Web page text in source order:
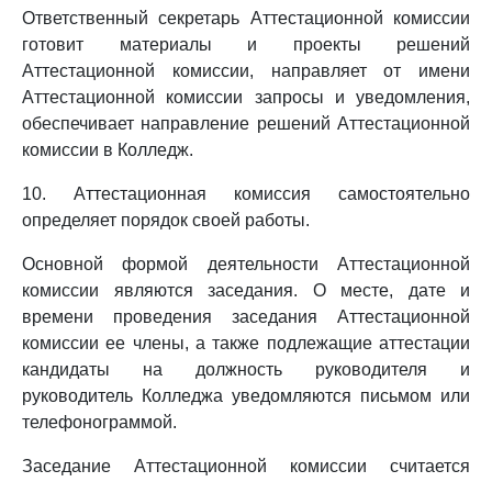
Ответственный секретарь Аттестационной комиссии
готовит материалы и проекты решений
Аттестационной комиссии, направляет от имени
Аттестационной комиссии запросы и уведомления,
обеспечивает направление решений Аттестационной
комиссии в Колледж.
10. Аттестационная комиссия самостоятельно
определяет порядок своей работы.
Основной формой деятельности Аттестационной
комиссии являются заседания. О месте, дате и
времени проведения заседания Аттестационной
комиссии ее члены, а также подлежащие аттестации
кандидаты на должность руководителя и
руководитель Колледжа уведомляются письмом или
телефонограммой.
Заседание Аттестационной комиссии считается